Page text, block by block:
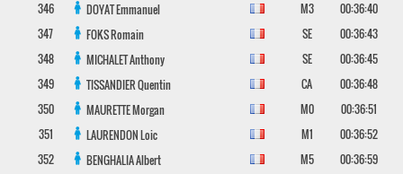
346
DOYATEmmanuel M3
00:36:40
347
FOKSRomain SE
00:36:43
348
MICHALETAnthony SE
00:36:45
349
TISSANDIERQuentin CA
00:36:48
350
MAURETTEMorgan M0
00:36:51
351
LAURENDONLoic M1
00:36:52
352
BENGHALIAAlbert M5
00:36:59